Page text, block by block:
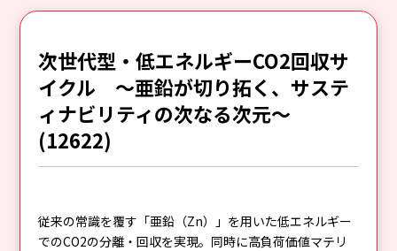
次世代型・低エネルギーCO2回収サ
イクル ～亜鉛が切り拓く、サステ
ィナビリティの次なる次元～
(12622)
従来の常識を覆す「亜鉛（Zn）」を用いた低エネルギー
でのCO2の分離・回収を実現。同時に高負荷価値マテリ